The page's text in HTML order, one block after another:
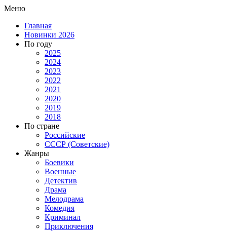
Меню
Главная
Новинки 2026
По году
2025
2024
2023
2022
2021
2020
2019
2018
По стране
Российские
СССР (Советские)
Жанры
Боевики
Военные
Детектив
Драма
Мелодрама
Комедия
Криминал
Приключения